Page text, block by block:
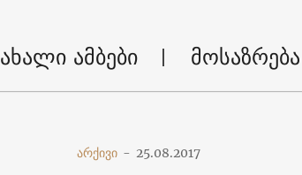
ახალი ამბები მოსაზრება
არქივი - 25.08.2017